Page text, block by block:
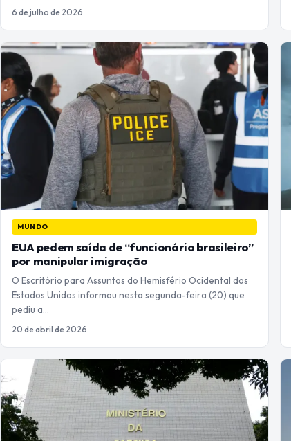
6 de julho de 2026
MUNDO
EUA pedem saída de “funcionário brasileiro”
por manipular imigração
O Escritório para Assuntos do Hemisfério Ocidental dos
Estados Unidos informou nesta segunda-feira (20) que
pediu a…
20 de abril de 2026